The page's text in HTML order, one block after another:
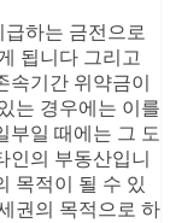
하는 금전으로
됩니다 그리고
기간 위약금이
는 경우에는 이를
부일 때에는 그 도
인의 부동산입니
목적이 될 수 있
권의 목적으로 하